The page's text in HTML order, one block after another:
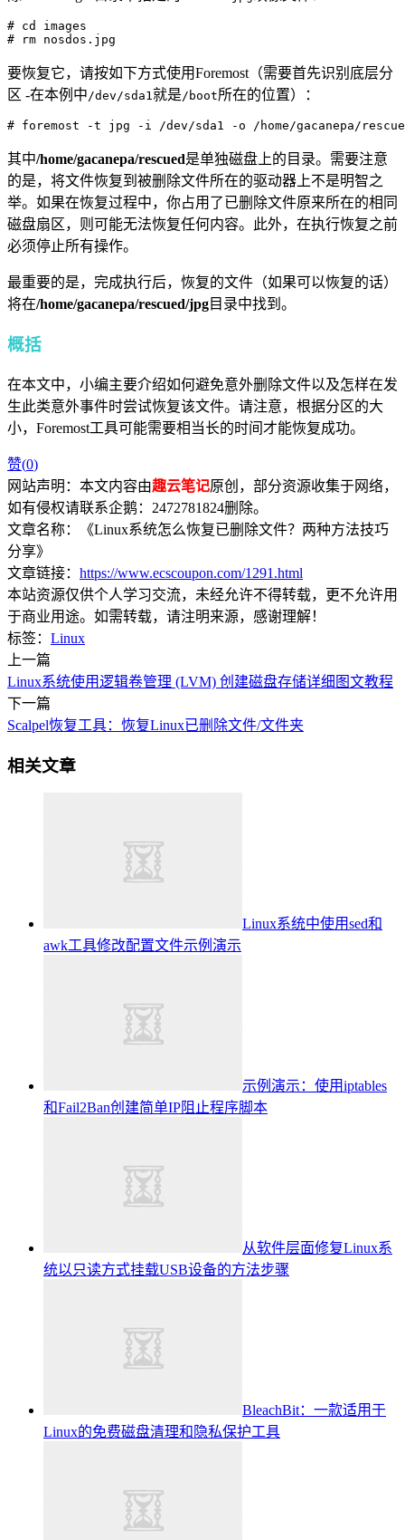
# cd images
# rm nosdos.jpg
要恢复它，请按如下方式使用Foremost（需要首先识别底层分
区 -在本例中/dev/sda1就是/boot所在的位置）：
# foremost -t jpg -i /dev/sda1 -o /home/gacanepa/
其中/home/gacanepa/rescued是单独磁盘上的目录。需要注意
的是，将文件恢复到被删除文件所在的驱动器上不是明智之
举。如果在恢复过程中，你占用了已删除文件原来所在的相同
磁盘扇区，则可能无法恢复任何内容。此外，在执行恢复之前
必须停止所有操作。
最重要的是，完成执行后，恢复的文件（如果可以恢复的话）
将在/home/gacanepa/rescued/jpg目录中找到。
概括
在本文中，小编主要介绍如何避免意外删除文件以及怎样在发
生此类意外事件时尝试恢复该文件。请注意，根据分区的大
小，Foremost工具可能需要相当长的时间才能恢复成功。
赞(0)
网站声明：本文内容由趣云笔记原创，部分资源收集于网络，
如有侵权请联系企鹅：2472781824删除。
文章名称：《Linux系统怎么恢复已删除文件？两种方法技巧
分享》
文章链接： https://www.ecscoupon.com/1291.html
本站资源仅供个人学习交流，未经允许不得转载，更不允许用
于商业用途。如需转载，请注明来源，感谢理解！
标签： Linux
上一篇
Linux系统使用逻辑卷管理 (LVM) 创建磁盘存储详细图文教程
下一篇
Scalpel恢复工具：恢复Linux已删除文件/文件夹
相关文章
Linux系统中使用sed和
awk工具修改配置文件示例演示
示例演示：使用iptables
和Fail2Ban创建简单IP阻止程序脚本
从软件层面修复Linux系
统以只读方式挂载USB设备的方法步骤
BleachBit：一款适用于
Linux的免费磁盘清理和隐私保护工具